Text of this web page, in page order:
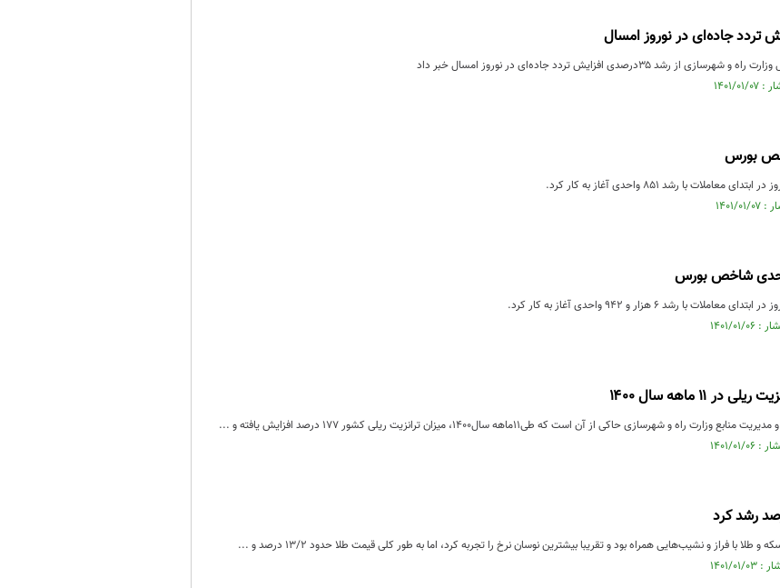
۳۵درصدی افزایش تردد جاده‌ای در نوروز امسال خبر داد
با رشد ۸۵۱ واحدی آغاز به کار کرد.
با رشد ۶ هزار و ۹۴۲ واحدی آغاز به کار کرد.
راه و شهرسازی حاکی از آن است که طی۱۱ماهه سال۱۴۰۰، میزان ترانزیت ریلی کشور ۱۷۷ درصد افزایش یافته و ...